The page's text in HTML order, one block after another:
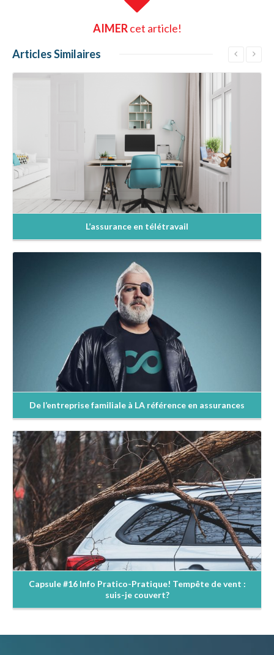
AIMERcet article!
ArticlesSimilaires
En savoir +
L’assurance en télétravail
En savoir +
De l’entreprise familiale à LA référence en assurances
En savoir +
Capsule #16 Info Pratico-Pratique! Tempête de vent :
suis-je couvert?